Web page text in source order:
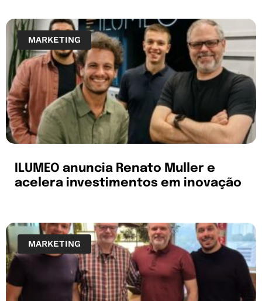
MARKETING
ILUMEO anuncia Renato Muller e
acelera investimentos em inovação
MARKETING